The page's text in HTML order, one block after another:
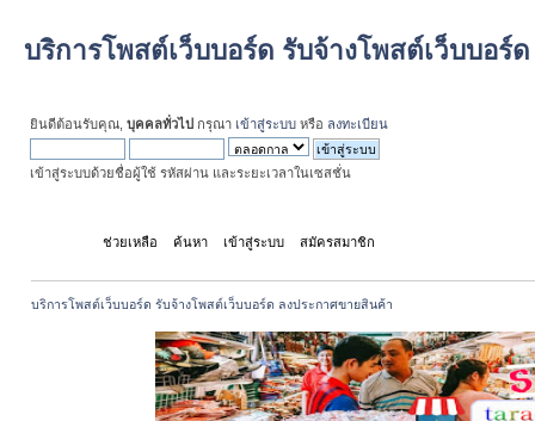
บริการโพสต์เว็บบอร์ด รับจ้างโพสต์เว็บบอร์
ยินดีต้อนรับคุณ, บุคคลทั่วไป กรุณา เข้าสู่ระบบ หรือ ลงทะเบียน
เข้าสู่ระบบด้วยชื่อผู้ใช้ รหัสผ่าน และระยะเวลาในเซสชั่น
ช่วยเหลือ ค้นหา เข้าสู่ระบบ สมัครสมาชิก
บริการโพสต์เว็บบอร์ด รับจ้างโพสต์เว็บบอร์ด ลงประกาศขายสินค้า